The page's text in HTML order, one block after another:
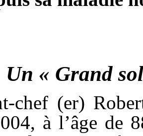
Un « Grand
chef (er)
à l’âge de